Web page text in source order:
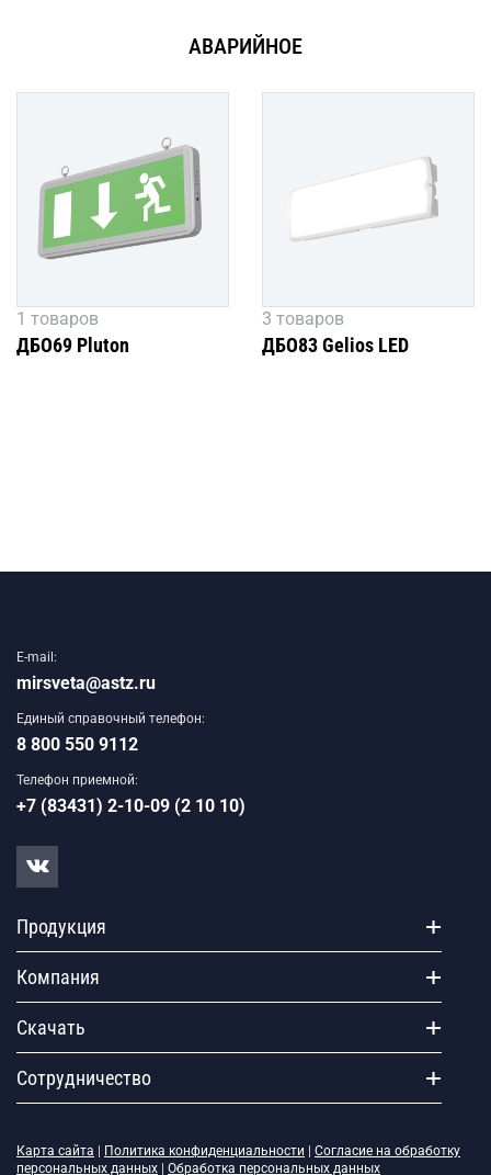
АВАРИЙНОЕ
1 товаров
ДБО69 Pluton
3 товаров
ДБО83 Gelios LED
E-mail:
mirsveta@astz.ru
Единый справочный телефон:
8 800 550 9112
Телефон приемной:
+7 (83431) 2-10-09 (2 10 10)
Продукция
Компания
Скачать
Сотрудничество
Карта сайта Политика конфиденциальности
Согласие на обработку
персональных данных
Обработка персональных данных